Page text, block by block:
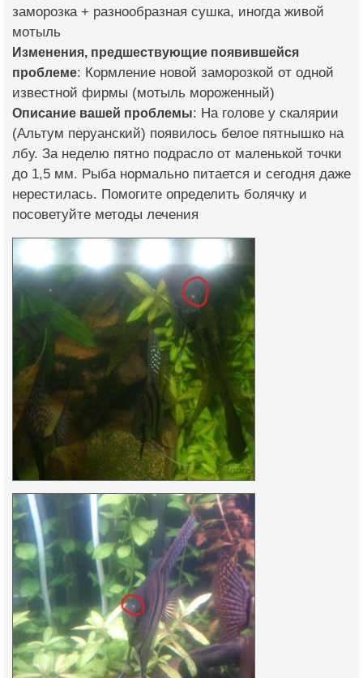
заморозка + разнообразная сушка, иногда живой
мотыль
Изменения, предшествующие появившейся
проблеме: Кормление новой заморозкой от одной
известной фирмы (мотыль мороженный)
Описание вашей проблемы: На голове у скалярии
(Альтум перуанский) появилось белое пятнышко на
лбу. За неделю пятно подрасло от маленькой точки
до 1,5 мм. Рыба нормально питается и сегодня даже
нерестилась. Помогите определить болячку и
посоветуйте методы лечения